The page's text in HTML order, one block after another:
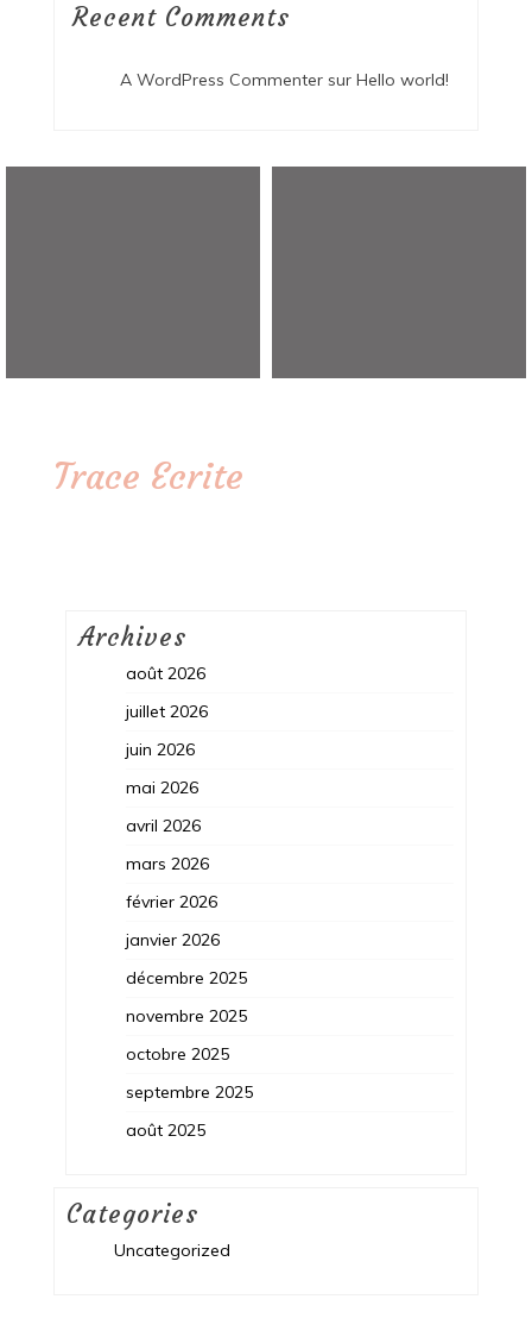
Recent Comments
A WordPress Commentersur Hello world!
Trace Ecrite
Archives
août 2026
juillet 2026
juin 2026
mai 2026
avril 2026
mars 2026
février 2026
janvier 2026
décembre 2025
novembre 2025
octobre 2025
septembre 2025
août 2025
Categories
Uncategorized